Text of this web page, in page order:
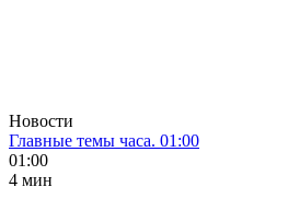
Новости
Главные темы часа. 01:00
01:00
4 мин